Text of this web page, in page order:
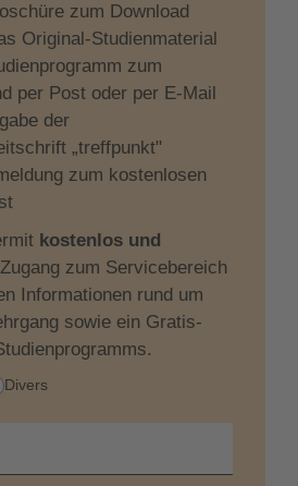
Möglichkeiten, Wahl und
als Gestaltungsmittel -
Struktur- und Sinneinheit
– erzählendes
über grammatische
Science Fiction und
erzeugen – Cliffhanger,
– Spannung in Krimi
- Sprache in Kinder- und
zum Download
Original-Studienmaterial
zum
per Post oder per E-Mail
der
„treffpunkt"
zum kostenlosen
kostenlos und
Zugang zum Servicebereich
Informationen rund um
sowie ein Gratis-
Divers